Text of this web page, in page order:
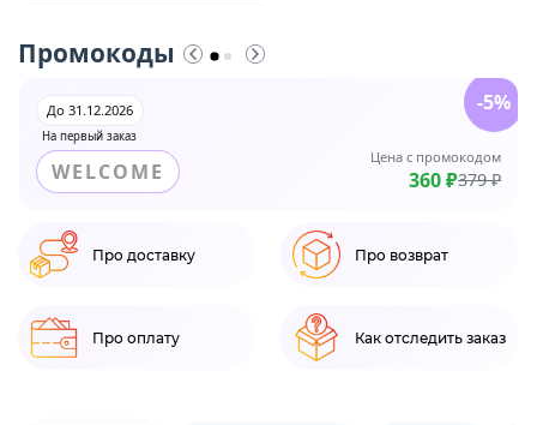
Промокоды
На первый заказ
До 31.12.2026
WELCOME
Цена с промокодом
360 ₽379 ₽
-5%
Про доставку Про возврат
Про оплату Как отследить заказ